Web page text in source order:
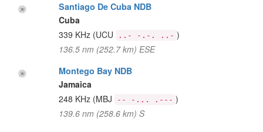
Santiago De Cuba NDB
Cuba
339 KHz (UCU ..- -.-. ..- )
136.5 nm (252.7 km) ESE
Montego Bay NDB
Jamaica
248 KHz (MBJ -- -... .--- )
139.6 nm (258.6 km) S